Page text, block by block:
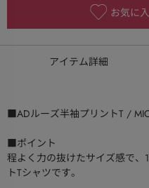
お気に
アイテム詳細
■ADルーズ半袖プリントT /
■ポイント
程よく力の抜けたサイズ感で
トTシャツです。